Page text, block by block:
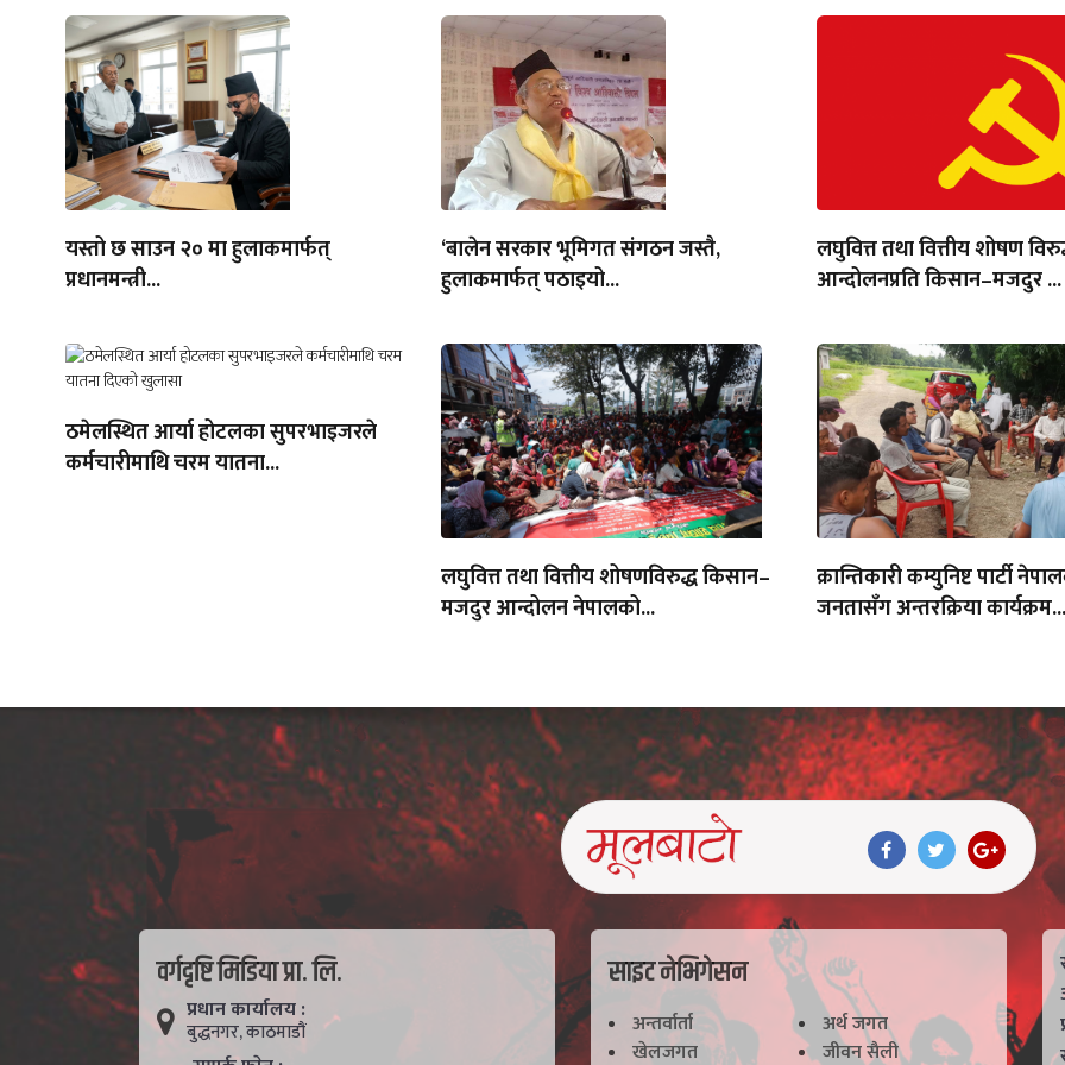
यस्तो छ साउन २० मा हुलाकमार्फत्
प्रधानमन्त्री...
‘बालेन सरकार भूमिगत संगठन जस्तै,
हुलाकमार्फत् पठाइयो...
लघुवित्त तथा वित्तीय शोषण
आन्दोलनप्रति किसान–मजदुर ...
ठमेलस्थित आर्या होटलका सुपरभाइजरले
कर्मचारीमाथि चरम यातना...
लघुवित्त तथा वित्तीय शोषणविरुद्ध किसान–
मजदुर आन्दोलन नेपालको...
क्रान्तिकारी कम्युनिष्ट पार्टी
जनतासँग अन्तरक्रिया कार्यक्रम...
वर्गदृष्टि मिडिया प्रा. लि.
प्रधान कार्यालय :
बुद्धनगर, काठमाडाैं
साइट नेभिगेसन
अन्तर्वार्ता
अर्थ जगत
खेलजगत
जीवन सैली